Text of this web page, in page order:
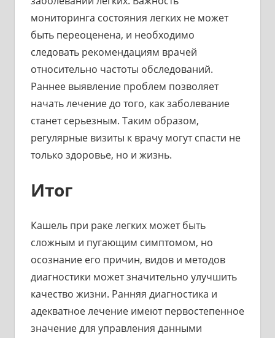
мониторинга состояния легких не может
быть переоценена, и необходимо
следовать рекомендациям врачей
относительно частоты обследований.
Раннее выявление проблем позволяет
начать лечение до того, как заболевание
станет серьезным. Таким образом,
регулярные визиты к врачу могут спасти не
только здоровье, но и жизнь.
Итог
Кашель при раке легких может быть
сложным и пугающим симптомом, но
осознание его причин, видов и методов
диагностики может значительно улучшить
качество жизни. Ранняя диагностика и
адекватное лечение имеют первостепенное
значение для управления данными